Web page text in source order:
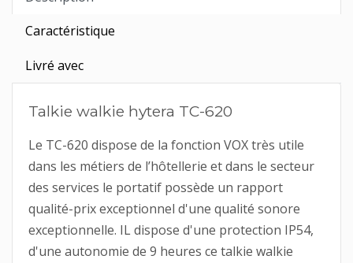
Caractéristique
Livré avec
Talkie walkie hytera TC-620
Le TC-620 dispose de la fonction VOX très utile
dans les métiers de l’hôtellerie et dans le secteur
des services le portatif possède un rapport
qualité-prix exceptionnel d'une qualité sonore
exceptionnelle. IL dispose d'une protection IP54,
d'une autonomie de 9 heures ce talkie walkie